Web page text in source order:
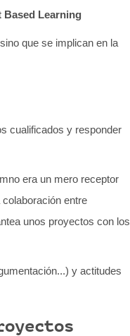
Based Learning
que se implican en la
cualificados y responder
era un mero receptor
entre
unos proyectos con los
y actitudes